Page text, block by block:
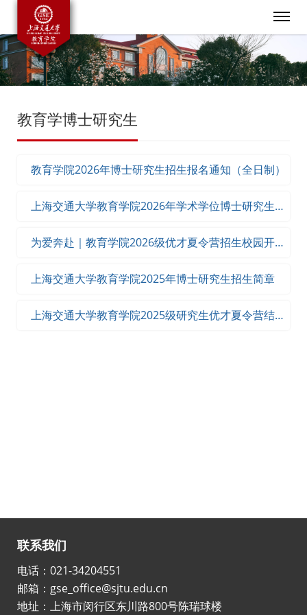
教育学博士研究生
教育学院2026年博士研究生招生报名通知（全日制）
上海交通大学教育学院2026年学术学位博士研究生招
为爱奔赴｜教育学院2026级优才夏令营招生校园开放
上海交通大学教育学院2025年博士研究生招生简章
上海交通大学教育学院2025级研究生优才夏令营结果
联系我们
电话：021-34204551
邮箱：gse_office@sjtu.edu.cn
地址：上海市闵行区东川路800号陈瑞球楼